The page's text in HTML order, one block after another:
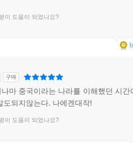
이 도움이 되었나요?
구매
나마 중국이라는 나라를 이해했던 시간
도되지않는다. 나에겐대작!
이 도움이 되었나요?